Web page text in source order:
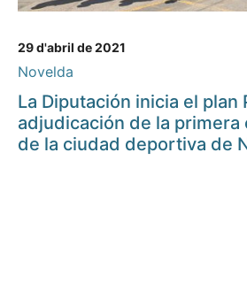
29 d'abril de 2021
Novelda
La Diputación inicia el plan
adjudicación de la primera
de la ciudad deportiva de